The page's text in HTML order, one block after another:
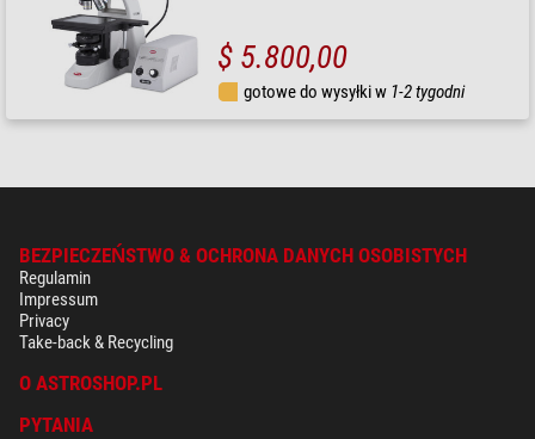
$ 5.800,00
gotowe do wysyłki w 1-2 tygodni
BEZPIECZEŃSTWO & OCHRONA DANYCH OSOBISTYCH
Regulamin
Impressum
Privacy
Take-back & Recycling
O ASTROSHOP.PL
PYTANIA